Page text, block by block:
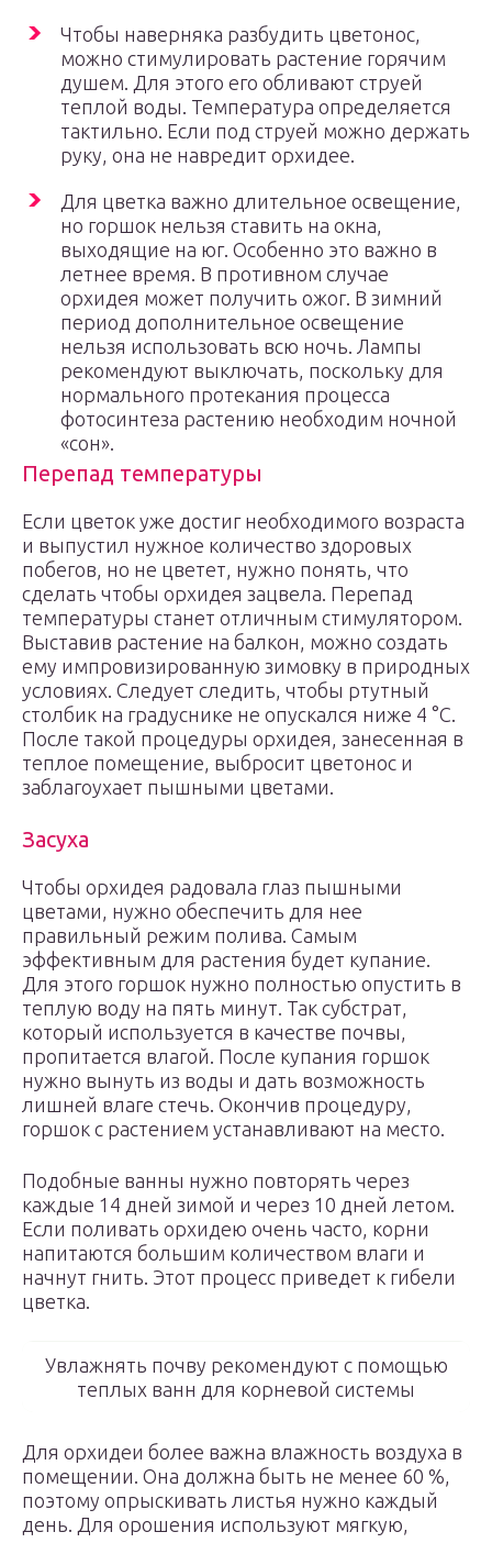
Чтобы наверняка разбудить цветонос,
можно стимулировать растение горячим
душем. Для этого его обливают струей
теплой воды. Температура определяется
тактильно. Если под струей можно держать
руку, она не навредит орхидее.
Для цветка важно длительное освещение,
но горшок нельзя ставить на окна,
выходящие на юг. Особенно это важно в
летнее время. В противном случае
орхидея может получить ожог. В зимний
период дополнительное освещение
нельзя использовать всю ночь. Лампы
рекомендуют выключать, поскольку для
нормального протекания процесса
фотосинтеза растению необходим ночной
«сон».
Перепад температуры
Если цветок уже достиг необходимого возраста
и выпустил нужное количество здоровых
побегов, но не цветет, нужно понять, что
сделать чтобы орхидея зацвела. Перепад
температуры станет отличным стимулятором.
Выставив растение на балкон, можно создать
ему импровизированную зимовку в природных
условиях. Следует следить, чтобы ртутный
столбик на градуснике не опускался ниже 4 °C.
После такой процедуры орхидея, занесенная в
теплое помещение, выбросит цветонос и
заблагоухает пышными цветами.
Засуха
Чтобы орхидея радовала глаз пышными
цветами, нужно обеспечить для нее
правильный режим полива. Самым
эффективным для растения будет купание.
Для этого горшок нужно полностью опустить в
теплую воду на пять минут. Так субстрат,
который используется в качестве почвы,
пропитается влагой. После купания горшок
нужно вынуть из воды и дать возможность
лишней влаге стечь. Окончив процедуру,
горшок с растением устанавливают на место.
Подобные ванны нужно повторять через
каждые 14 дней зимой и через 10 дней летом.
Если поливать орхидею очень часто, корни
напитаются большим количеством влаги и
начнут гнить. Этот процесс приведет к гибели
цветка.
Увлажнять почву рекомендуют с помощью
теплых ванн для корневой системы
Для орхидеи более важна влажность воздуха в
помещении. Она должна быть не менее 60 %,
поэтому опрыскивать листья нужно каждый
день. Для орошения используют мягкую,